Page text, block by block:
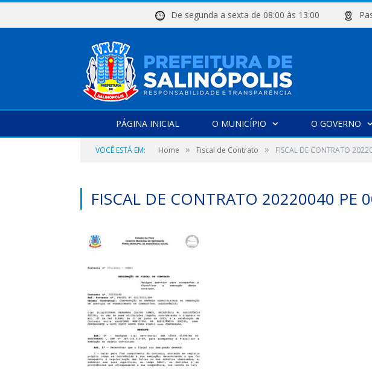
De segunda a sexta de 08:00 às 13:00
PÁGINA INICIAL O MUNICÍPIO O GOVERNO
VOCÊ ESTÁ EM: Home » Fiscal de Contrato » FISCAL DE CONTRATO
FISCAL DE CONTRATO 20220040 PE